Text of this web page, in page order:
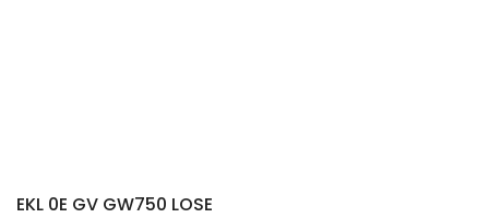
EKL 0E GV GW750 LOSE